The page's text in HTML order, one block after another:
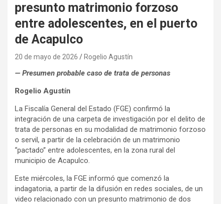
presunto matrimonio forzoso
entre adolescentes, en el puerto
de Acapulco
20 de mayo de 2026 Rogelio Agustín
— Presumen probable caso de trata de personas
Rogelio Agustín
La Fiscalía General del Estado (FGE) confirmó la
integración de una carpeta de investigación por el delito de
trata de personas en su modalidad de matrimonio forzoso
o servil, a partir de la celebración de un matrimonio
“pactado” entre adolescentes, en la zona rural del
municipio de Acapulco.
Este miércoles, la FGE informó que comenzó la
indagatoria, a partir de la difusión en redes sociales, de un
video relacionado con un presunto matrimonio de dos